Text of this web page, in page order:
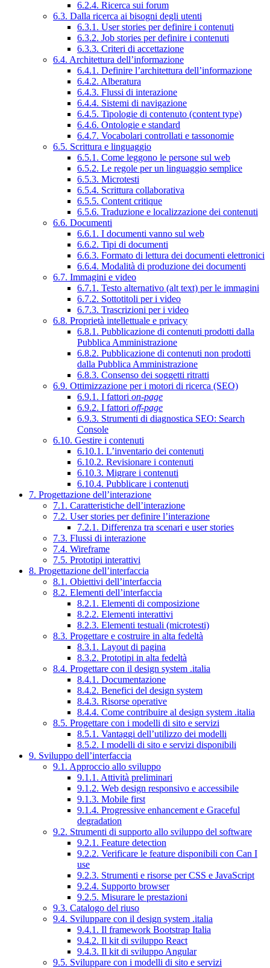
6.2.4. Ricerca sui forum
6.3. Dalla ricerca ai bisogni degli utenti
6.3.1. User stories per definire i contenuti
6.3.2. Job stories per definire i contenuti
6.3.3. Criteri di accettazione
6.4. Architettura dell’informazione
6.4.1. Definire l’architettura dell’informazione
6.4.2. Alberatura
6.4.3. Flussi di interazione
6.4.4. Sistemi di navigazione
6.4.5. Tipologie di contenuto (content type)
6.4.6. Ontologie e standard
6.4.7. Vocabolari controllati e tassonomie
6.5. Scrittura e linguaggio
6.5.1. Come leggono le persone sul web
6.5.2. Le regole per un linguaggio semplice
6.5.3. Microtesti
6.5.4. Scrittura collaborativa
6.5.5. Content critique
6.5.6. Traduzione e localizzazione dei contenuti
6.6. Documenti
6.6.1. I documenti vanno sul web
6.6.2. Tipi di documenti
6.6.3. Formato di lettura dei documenti elettronici
6.6.4. Modalità di produzione dei documenti
6.7. Immagini e video
6.7.1. Testo alternativo (alt text) per le immagini
6.7.2. Sottotitoli per i video
6.7.3. Trascrizioni per i video
6.8. Proprietà intellettuale e privacy
6.8.1. Pubblicazione di contenuti prodotti dalla
Pubblica Amministrazione
6.8.2. Pubblicazione di contenuti non prodotti
dalla Pubblica Amministrazione
6.8.3. Consenso dei soggetti ritratti
6.9. Ottimizzazione per i motori di ricerca (SEO)
6.9.1. I fattori on-page
6.9.2. I fattori off-page
6.9.3. Strumenti di diagnostica SEO: Search
Console
6.10. Gestire i contenuti
6.10.1. L’inventario dei contenuti
6.10.2. Revisionare i contenuti
6.10.3. Migrare i contenuti
6.10.4. Pubblicare i contenuti
7. Progettazione dell’interazione
7.1. Caratteristiche dell’interazione
7.2. User stories per definire l’interazione
7.2.1. Differenza tra scenari e user stories
7.3. Flussi di interazione
7.4. Wireframe
7.5. Prototipi interattivi
8. Progettazione dell’interfaccia
8.1. Obiettivi dell’interfaccia
8.2. Elementi dell’interfaccia
8.2.1. Elementi di composizione
8.2.2. Elementi interattivi
8.2.3. Elementi testuali (microtesti)
8.3. Progettare e costruire in alta fedeltà
8.3.1. Layout di pagina
8.3.2. Prototipi in alta fedeltà
8.4. Progettare con il design system .italia
8.4.1. Documentazione
8.4.2. Benefici del design system
8.4.3. Risorse operative
8.4.4. Come contribuire al design system .italia
8.5. Progettare con i modelli di sito e servizi
8.5.1. Vantaggi dell’utilizzo dei modelli
8.5.2. I modelli di sito e servizi disponibili
9. Sviluppo dell’interfaccia
9.1. Approccio allo sviluppo
9.1.1. Attività preliminari
9.1.2. Web design responsivo e accessibile
9.1.3. Mobile first
9.1.4. Progressive enhancement e Graceful
degradation
9.2. Strumenti di supporto allo sviluppo del software
9.2.1. Feature detection
9.2.2. Verificare le feature disponibili con Can I
use
9.2.3. Strumenti e risorse per CSS e JavaScript
9.2.4. Supporto browser
9.2.5. Misurare le prestazioni
9.3. Catalogo del riuso
9.4. Sviluppare con il design system .italia
9.4.1. Il framework Bootstrap Italia
9.4.2. Il kit di sviluppo React
9.4.3. Il kit di sviluppo Angular
9.5. Sviluppare con i modelli di sito e servizi